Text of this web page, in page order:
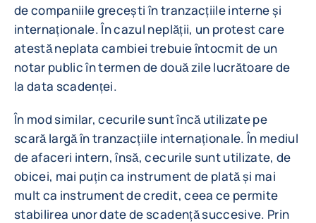
de companiile grecești în tranzacțiile interne și
internaționale. În cazul neplății, un protest care
atestă neplata cambiei trebuie întocmit de un
notar public în termen de două zile lucrătoare de
la data scadenței.
În mod similar, cecurile sunt încă utilizate pe
scară largă în tranzacțiile internaționale. În mediul
de afaceri intern, însă, cecurile sunt utilizate, de
obicei, mai puțin ca instrument de plată și mai
mult ca instrument de credit, ceea ce permite
stabilirea unor date de scadență succesive. Prin